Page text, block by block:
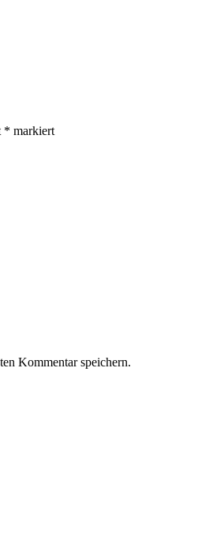
* markiert
Kommentar speichern.